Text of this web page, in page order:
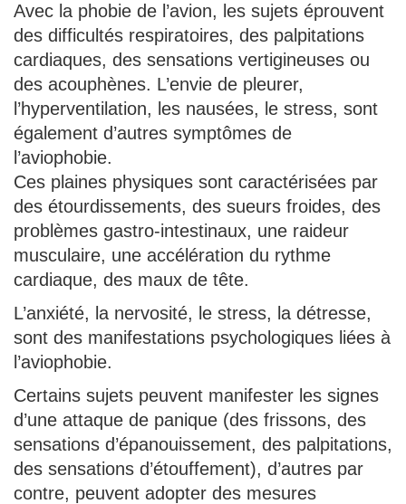
Avec la phobie de l’avion, les sujets éprouvent
des difficultés respiratoires, des palpitations
cardiaques, des sensations vertigineuses ou
des acouphènes. L’envie de pleurer,
l’hyperventilation, les nausées, le stress, sont
également d’autres symptômes de
l’aviophobie.
Ces plaines physiques sont caractérisées par
des étourdissements, des sueurs froides, des
problèmes gastro-intestinaux, une raideur
musculaire, une accélération du rythme
cardiaque, des maux de tête.
L’anxiété, la nervosité, le stress, la détresse,
sont des manifestations psychologiques liées à
l’aviophobie.
Certains sujets peuvent manifester les signes
d’une attaque de panique (des frissons, des
sensations d’épanouissement, des palpitations,
des sensations d’étouffement), d’autres par
contre, peuvent adopter des mesures